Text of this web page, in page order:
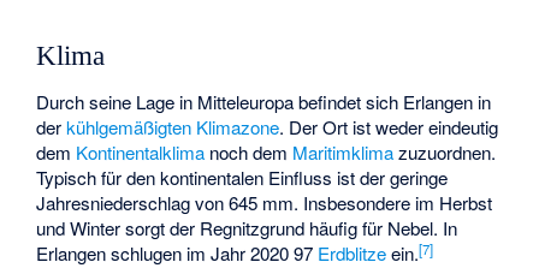
Klima
Durch seine Lage in Mitteleuropa befindet sich Erlangen in
derkühlgemäßigten Klimazone. Der Ort ist weder eindeutig
dem Kontinentalklima noch dem Maritimklimazuzuordnen.
Typisch für den kontinentalen Einfluss ist der geringe
Jahresniederschlag von 645 mm. Insbesondere im Herbst
und Winter sorgt der Regnitzgrund häufig für Nebel. In
Erlangen schlugen im Jahr 2020 97 Erdblitzeein.[7]